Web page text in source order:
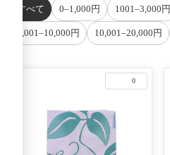
すべて 0–1,000円 1001–3,000円
5,001–10,000円 10,001–20,000円
0